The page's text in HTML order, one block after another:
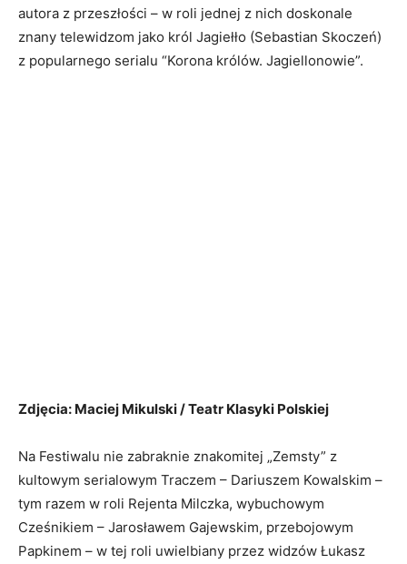
autora z przeszłości – w roli jednej z nich doskonale
znany telewidzom jako król Jagiełło (Sebastian Skoczeń)
z popularnego serialu “Korona królów. Jagiellonowie”.
Zdjęcia: Maciej Mikulski / Teatr Klasyki Polskiej
Na Festiwalu nie zabraknie znakomitej „Zemsty” z
kultowym serialowym Traczem – Dariuszem Kowalskim –
tym razem w roli Rejenta Milczka, wybuchowym
Cześnikiem – Jarosławem Gajewskim, przebojowym
Papkinem – w tej roli uwielbiany przez widzów Łukasz